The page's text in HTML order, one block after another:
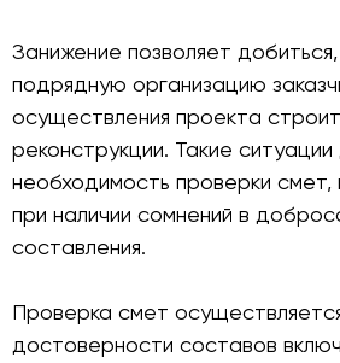
Занижение позволяет
подрядную организацию
осуществления проекта
реконструкции. Такие
необходимость проверки
при наличии сомнений в
составления.
Проверка смет
достоверности составов